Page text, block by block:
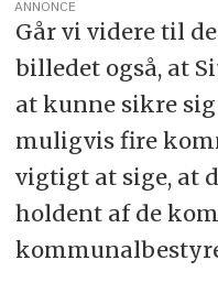
ANNONCE
Går vi videre til
billedet også, at
at kunne sikre
muligvis fire
vigtigt at sige, at
holdent af de